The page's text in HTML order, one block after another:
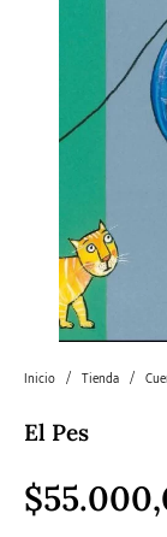
Historia
Literatura juvenil
Política
Inicio / Tienda /
El Pes
$